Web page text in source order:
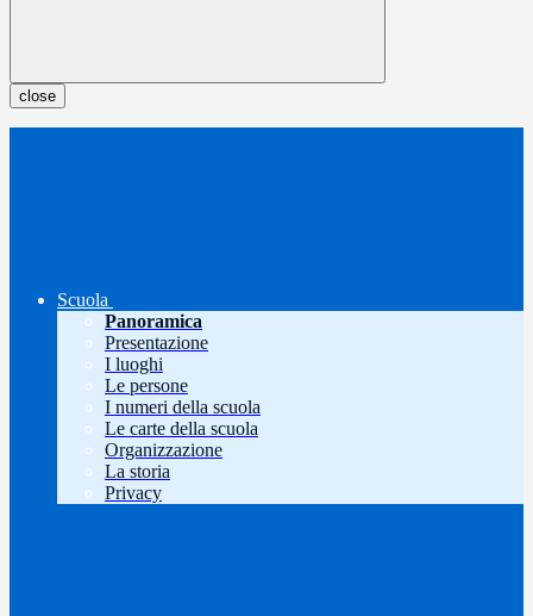
close
Scuola
Panoramica
Presentazione
I luoghi
Le persone
I numeri della scuola
Le carte della scuola
Organizzazione
La storia
Privacy